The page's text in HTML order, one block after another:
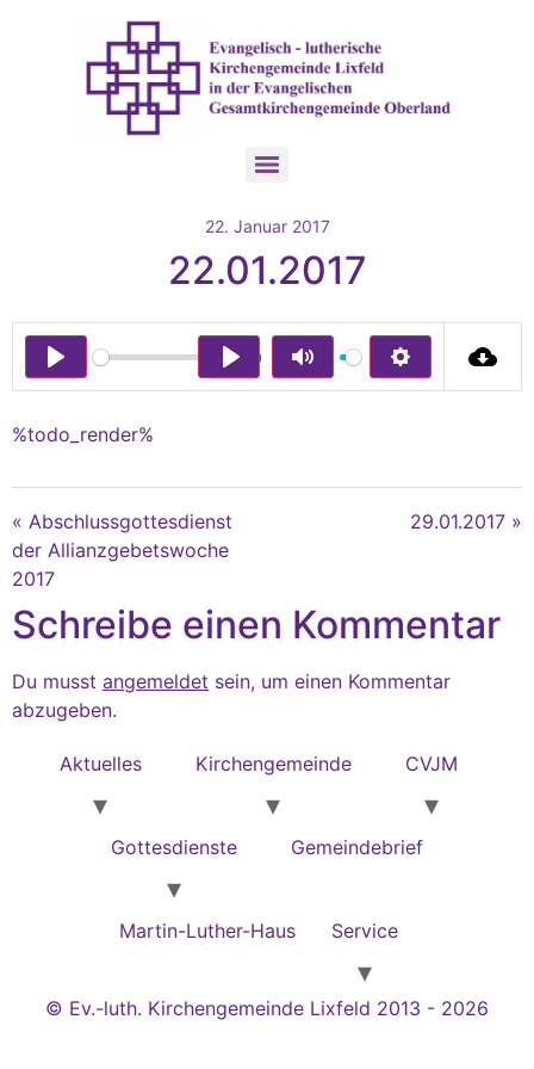
22. Januar 2017
22.01.2017
Play
00:00
Mute Settings
Play
%todo_render%
« Abschlussgottesdienst
der Allianzgebetswoche
2017
29.01.2017 »
Schreibe einen Kommentar
Du musst angemeldet sein, um einen Kommentar
abzugeben.
Aktuelles Kirchengemeinde CVJM
Gottesdienste Gemeindebrief
Martin-Luther-Haus Service
© Ev.-luth. Kirchengemeinde Lixfeld 2013 - 2026